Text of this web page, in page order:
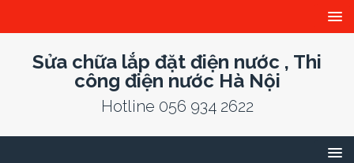
Sửa chữa lắp đặt điện nước , Thi
công điện nước Hà Nội
Hotline 056 934 2622